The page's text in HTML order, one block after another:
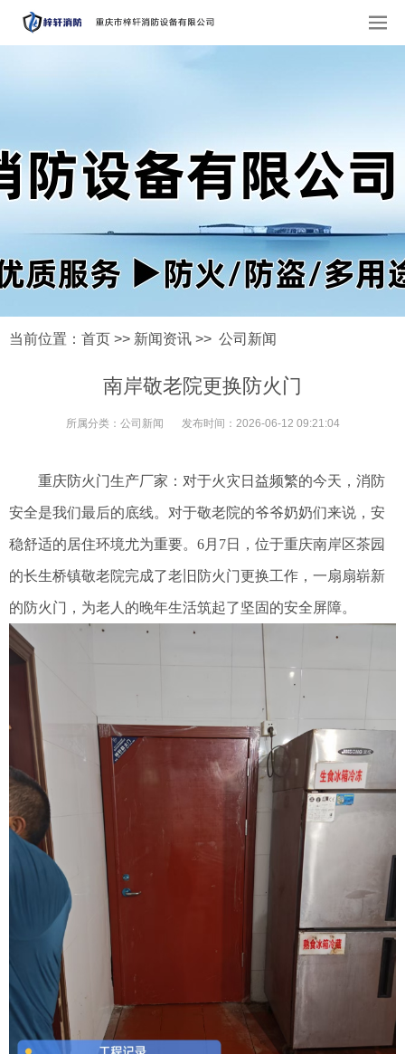
当前位置： 首页 >> 新闻资讯 >> 公司新闻
南岸敬老院更换防火门
所属分类： 公司新闻 发布时间： 2026-06-12 09:21:04
重庆防火门生产厂家 ：对于火灾日益频繁的今天，消防
安全是我们最后的底线。 对于敬老院的爷爷奶奶们来说，安
稳舒适的居住环境尤为重要。 6月7日，位于重庆南岸区茶园
的长生桥镇敬老院完成了老旧防火门更换工作，一扇扇崭新
的防火门，为老人的晚年生活筑起了坚固的安全屏障。